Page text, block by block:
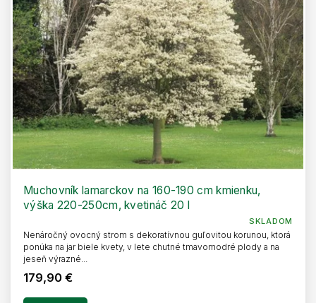
Muchovník lamarckov na 160-190 cm kmienku,
výška 220-250cm, kvetináč 20 l
SKLADOM
179,90 €
Nenáročný ovocný strom s dekoratívnou guľovitou korunou, ktorá
ponúka na jar biele kvety, v lete chutné tmavomodré plody a na
jeseň výrazné...